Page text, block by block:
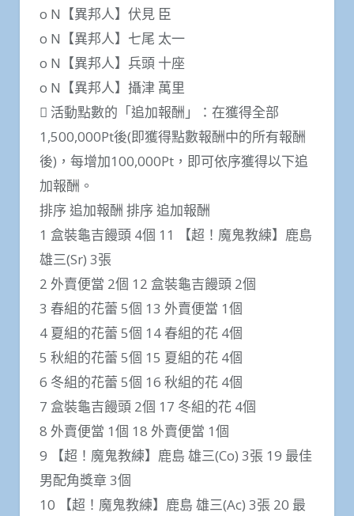
o N【異邦人】伏見 臣
o N【異邦人】七尾 太一
o N【異邦人】兵頭 十座
o N【異邦人】攝津 萬里
 活動點數的「追加報酬」：在獲得全部
1,500,000Pt後(即獲得點數報酬中的所有報酬
後)，每增加100,000Pt，即可依序獲得以下追
加報酬。
排序 追加報酬 排序 追加報酬
1 盒裝龜吉饅頭 4個 11 【超！魔鬼教練】鹿島
雄三(Sr) 3張
2 外賣便當 2個 12 盒裝龜吉饅頭 2個
3 春組的花蕾 5個 13 外賣便當 1個
4 夏組的花蕾 5個 14 春組的花 4個
5 秋組的花蕾 5個 15 夏組的花 4個
6 冬組的花蕾 5個 16 秋組的花 4個
7 盒裝龜吉饅頭 2個 17 冬組的花 4個
8 外賣便當 1個 18 外賣便當 1個
9 【超！魔鬼教練】鹿島 雄三(Co) 3張 19 最佳
男配角獎章 3個
10 【超！魔鬼教練】鹿島 雄三(Ac) 3張 20 最